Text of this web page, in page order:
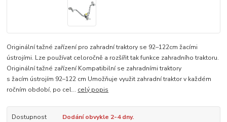
Originální tažné zařízení pro zahradní traktory se 92–122cm žacími
ústrojími. Lze používat celoročně a rozšířit tak funkce zahradního traktoru.
Originální tažné zařízení Kompatibilní se zahradními traktory
s žacím ústrojím 92–122 cm Umožňuje využit zahradní traktor v každém
ročním období, po cel... celý popis
Dostupnost Dodání obvykle 2-4 dny.